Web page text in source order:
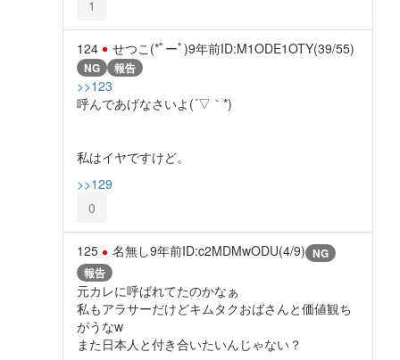
1
124 せつこ(*ﾟーﾟ)9年前ID:M1ODE1OTY(39/55)
NG 報告
>>123
呼んであげなさいよ(´▽｀*)
私はイヤですけど。
>>129
0
125 名無し9年前ID:c2MDMwODU(4/9) NG
報告
元カレに呼ばれてたのかなぁ
私もアラサーだけどキムタクおばさんと価値観ち
がうなw
また日本人と付き合いたいんじゃない？